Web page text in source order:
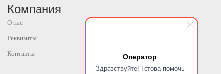
Оператор
Здравствуйте! Готова помочь
Компания
О нас
Реквизиты
Контакты